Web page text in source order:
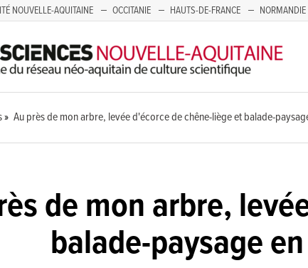
NOUVELLE-AQUITAINE OCCITANIE HAUTS-DE-FRANCE NORMANDIE
Au près de mon arbre, levée d'écorce de chêne-liège et balade-
de mon arbre,
balade-paysage